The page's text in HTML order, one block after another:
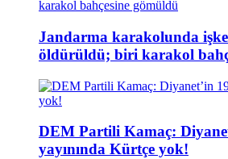
Jandarma karakolunda
öldürüldü; biri karakol
DEM Partili Kamaç:
yayınında Kürtçe yok!